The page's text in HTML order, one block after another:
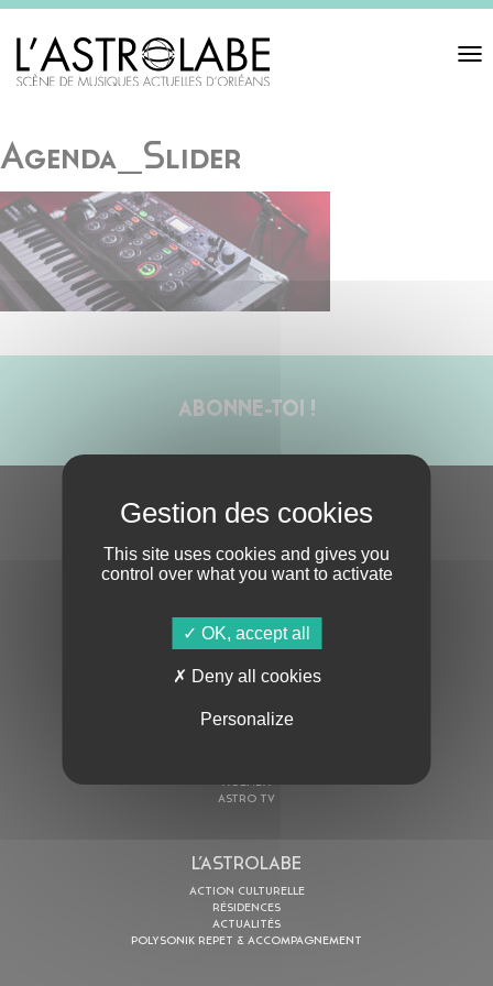
Toggle
Agenda_Slider
ABONNE-TOI !
S'ABONNER À LA NEWSLETTER
En cochant cette case, j’accepte la Politique de confidentialité
AGENDA
ASTRO TV
L’ASTROLABE
ACTION CULTURELLE
RÉSIDENCES
ACTUALITÉS
POLYSONIK REPET & ACCOMPAGNEMENT
This site uses cookies and gives you
control over what you want to activate
OK, accept all
Deny all cookies
Personalize